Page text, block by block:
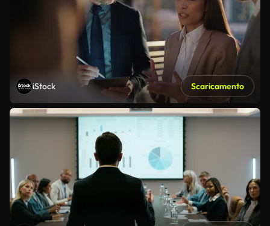
iStock Scaricamento